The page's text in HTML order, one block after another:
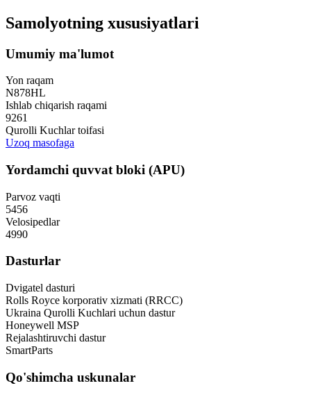
Samolyotning xususiyatlari
Umumiy ma'lumot
Yon raqam
N878HL
Ishlab chiqarish raqami
9261
Qurolli Kuchlar toifasi
Uzoq masofaga
Yordamchi quvvat bloki (APU)
Parvoz vaqti
5456
Velosipedlar
4990
Dasturlar
Dvigatel dasturi
Rolls Royce korporativ xizmati (RRCC)
Ukraina Qurolli Kuchlari uchun dastur
Honeywell MSP
Rejalashtiruvchi dastur
SmartParts
Qo'shimcha uskunalar